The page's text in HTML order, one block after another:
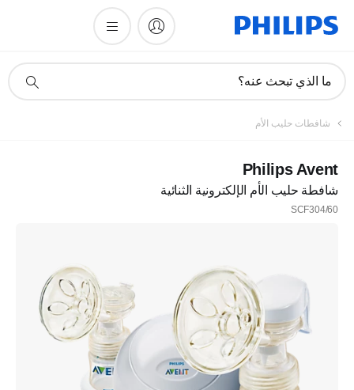
دعم
ما الذي تبحث عنه؟
تسجيل
تسجيل
شافطات حليب الأم
Philips Avent
شافطة حليب الأم الإلكترونية الثنائية
SCF304/60